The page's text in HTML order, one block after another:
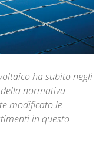
ha subito negli
normativa
modificato le
in questo